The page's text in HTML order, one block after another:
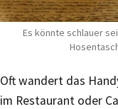
Es könnte schlauer
Oft wandert das
im Restaurant oder